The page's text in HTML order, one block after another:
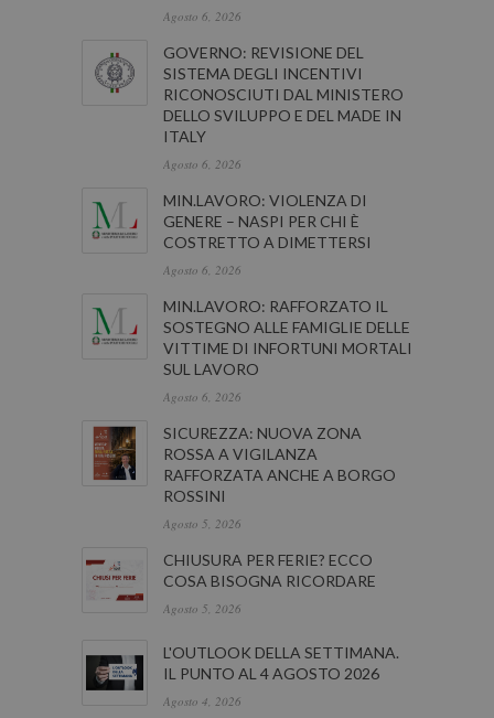
Agosto 6, 2026
GOVERNO: REVISIONE DEL
SISTEMA DEGLI INCENTIVI
RICONOSCIUTI DAL MINISTERO
DELLO SVILUPPO E DEL MADE IN
ITALY
Agosto 6, 2026
MIN.LAVORO: VIOLENZA DI
GENERE – NASPI PER CHI È
COSTRETTO A DIMETTERSI
Agosto 6, 2026
MIN.LAVORO: RAFFORZATO IL
SOSTEGNO ALLE FAMIGLIE DELLE
VITTIME DI INFORTUNI MORTALI
SUL LAVORO
Agosto 6, 2026
SICUREZZA: NUOVA ZONA
ROSSA A VIGILANZA
RAFFORZATA ANCHE A BORGO
ROSSINI
Agosto 5, 2026
CHIUSURA PER FERIE? ECCO
COSA BISOGNA RICORDARE
Agosto 5, 2026
L'OUTLOOK DELLA SETTIMANA.
IL PUNTO AL 4 AGOSTO 2026
Agosto 4, 2026